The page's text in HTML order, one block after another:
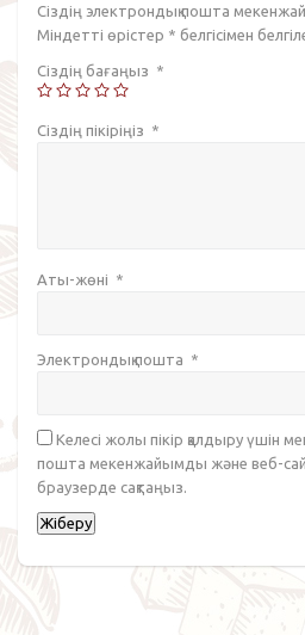
Сіздің электрондық пошта
Міндетті өрістер * белгісімен
Сіздің бағаңыз *
Сіздің пікіріңіз *
Аты-жөні *
Электрондық пошта *
Келесі жолы пікір қалдыру үшін
пошта мекенжайымды және веб-
браузерде сақтаңыз.